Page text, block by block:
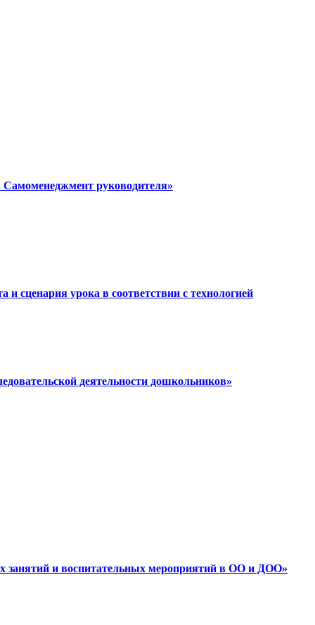
руководителя»
сценария урока в соответствии с технологией
деятельности дошкольников»
занятий и воспитательных мероприятий в ОО и ДОО»